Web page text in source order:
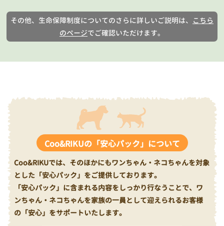
その他、生命保障制度についてのさらに詳しいご説明は、
こちら
のページでご確認いただけます。
Coo&RIKUの「安心パック」について
Coo&RIKUでは、そのほかにもワンちゃん・ネコちゃんを対象
とした「安心パック」をご提供しております。
「安心パック」に含まれる内容をしっかり行なうことで、ワ
ンちゃん・ネコちゃんを家族の一員として迎えられるお客様
の「安心」をサポートいたします。